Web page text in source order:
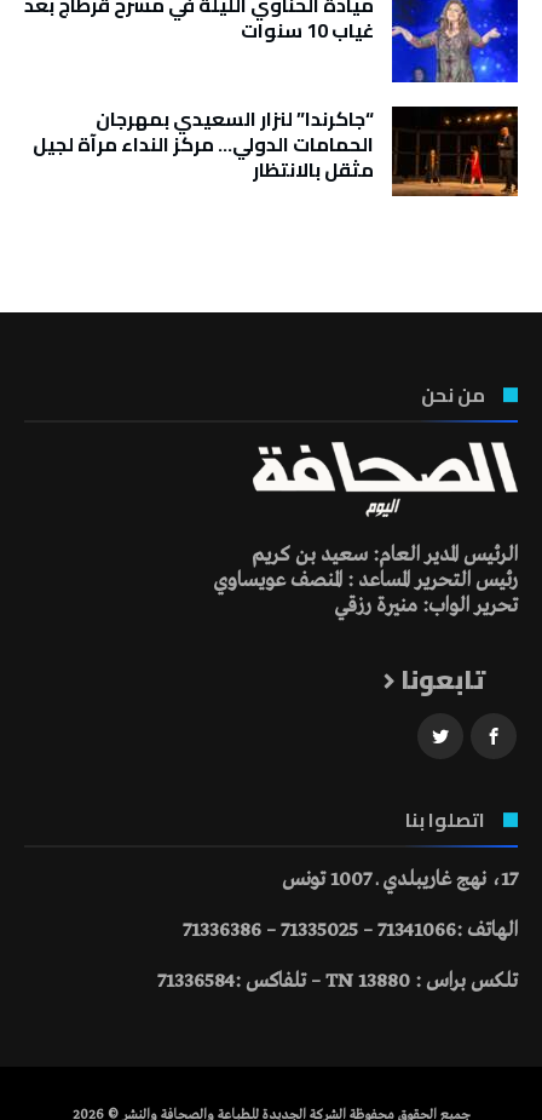
غياب 10 سنوات
“جاكرندا” لنزار السعيدي بمهرجان
الحمامات الدولي… مركز النداء مرآة لجيل
مثقل بالانتظار
من نحن
الرئيس المدير العام: سعيد بن كريم
رئيس التحرير المساعد : المنصف عويساوي
تحرير الواب: منيرة رزقي
تابعونا
اتصلوا بنا
17، نهج غاريبلدي ـ 1007 تونس
الهاتف :71341066 – 71335025 – 71336386
تلكس براس : 13880 TN – تلفاكس :71336584
جميع الحقوق محفوظة الشركة الجديدة للطباعة والصحافة والنشر © 2026